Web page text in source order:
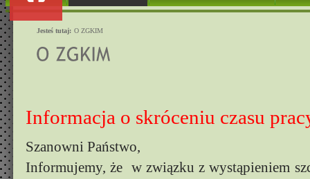
Jesteś tutaj: O ZGKIM
Informacja o skróceniu czasu
Szanowni Państwo,
Informujemy, że w związku z wystąpieniem